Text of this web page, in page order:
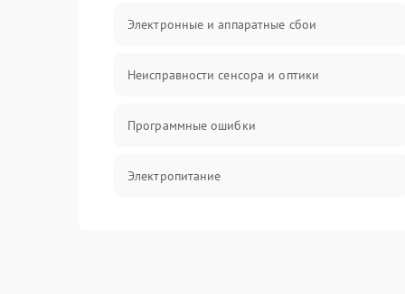
Электронные и аппаратные сбои
Неисправности сенсора и оптики
Программные ошибки
Электропитание